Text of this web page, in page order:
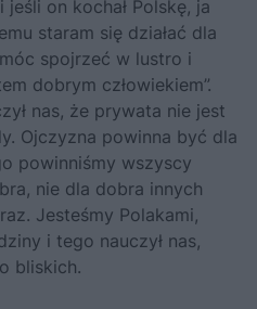
jeśli on kochał Polskę, ja
staram się działać dla
spojrzeć w lustro i
dobrym człowiekiem”.
nas, że prywata nie jest
Ojczyzna powinna być dla
powinniśmy wszyscy
nie dla dobra innych
Jesteśmy Polakami,
i tego nauczył nas,
bliskich.